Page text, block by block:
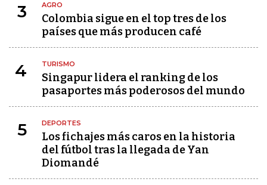
3 AGRO
Colombia sigue en el top tres de los
países que más producen café
4 TURISMO
Singapur lidera el ranking de los
pasaportes más poderosos del mundo
5 DEPORTES
Los fichajes más caros en la historia
del fútbol tras la llegada de Yan
Diomandé